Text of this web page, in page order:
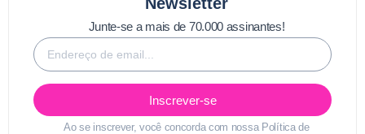
Junte-se a mais de 70.000 assinantes!
Inscrever-se
Ao se inscrever, você concorda com nossa Política de